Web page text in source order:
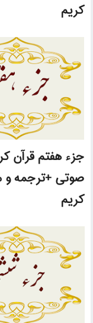
کریم
جزء هفتم قرآن
صوتی +ترجمه و
کریم